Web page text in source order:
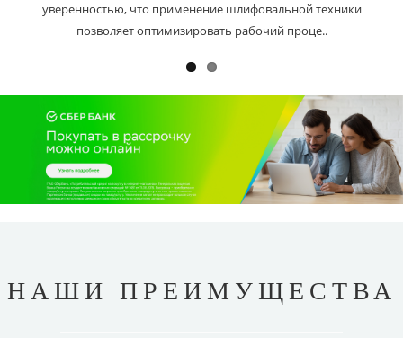
уверенностью, что применение шлифовальной техники
позволяет оптимизировать рабочий проце..
НАШИ ПРЕИМУЩЕСТВА